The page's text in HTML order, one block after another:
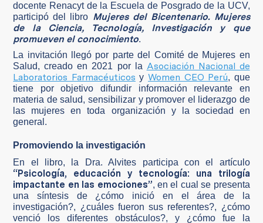
docente Renacyt de la Escuela de Posgrado de la UCV,
participó del libro Mujeres del Bicentenario. Mujeres
de la Ciencia, Tecnología, Investigación y que
promueven el conocimiento.
La invitación llegó por parte del Comité de Mujeres en
Salud, creado en 2021 por la Asociación Nacional de
Laboratorios Farmacéuticos yWomen CEO Perú, que
tiene por objetivo difundir información relevante en
materia de salud, sensibilizar y promover el liderazgo de
las mujeres en toda organización y la sociedad en
general.
Promoviendo la investigación
En el libro, la Dra. Alvites participa con el artículo
“Psicología, educación y tecnología: una trilogía
impactante en las emociones”, en el cual se presenta
una síntesis de ¿cómo inició en el área de la
investigación?, ¿cuáles fueron sus referentes?, ¿cómo
venció los diferentes obstáculos?, y ¿cómo fue la